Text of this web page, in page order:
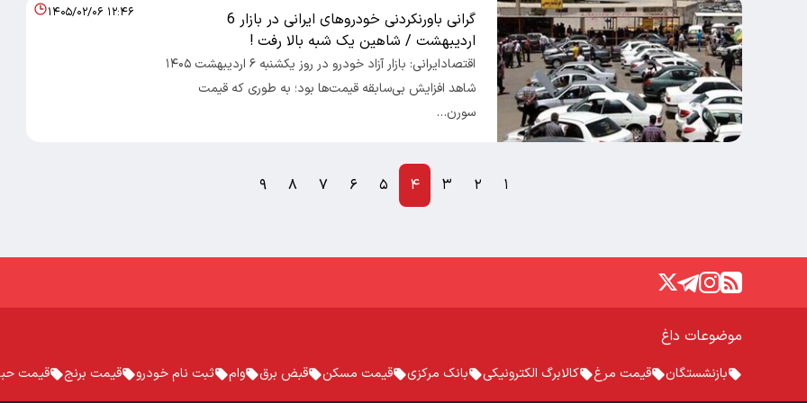
گرانی باورنکردنی خودروهای ایرانی در بازار 6
اردیبهشت / شاهین یک شبه بالا رفت !
اقتصادایرانی: بازار آزاد خودرو در روز یکشنبه ۶ اردیبهشت ۱۴۰۵
شاهد افزایش بی‌سابقه قیمت‌ها بود؛ به طوری که قیمت
سورن…
۱۴۰۵/۰۲/۰۶ ۱۲:۴۶
۱ ۲ ۳ ۴ ۵ ۶ ۷ ۸ ۹
موضوعات داغ
بازنشستگان قیمت مرغ کالابرگ الکترونیکی بانک مرکزی قیمت مسکن قبض برق وام ثبت نام خودرو قیمت برنج قیمت